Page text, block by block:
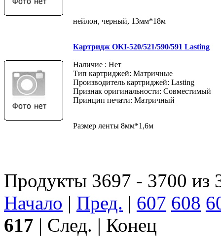
нейлон, черный, 13мм*18м
Картридж OKI-520/521/590/591 Lasting
Наличие : Нет
Тип картриджей: Матричные
Производитель картриджей: Lasting
Признак оригинальности: Совместимый
Принцип печати: Матричный
Размер ленты 8мм*1,6м
Продукты 3697 - 3700 из
Начало | Пред. | 607 608
617 | След. | Конец